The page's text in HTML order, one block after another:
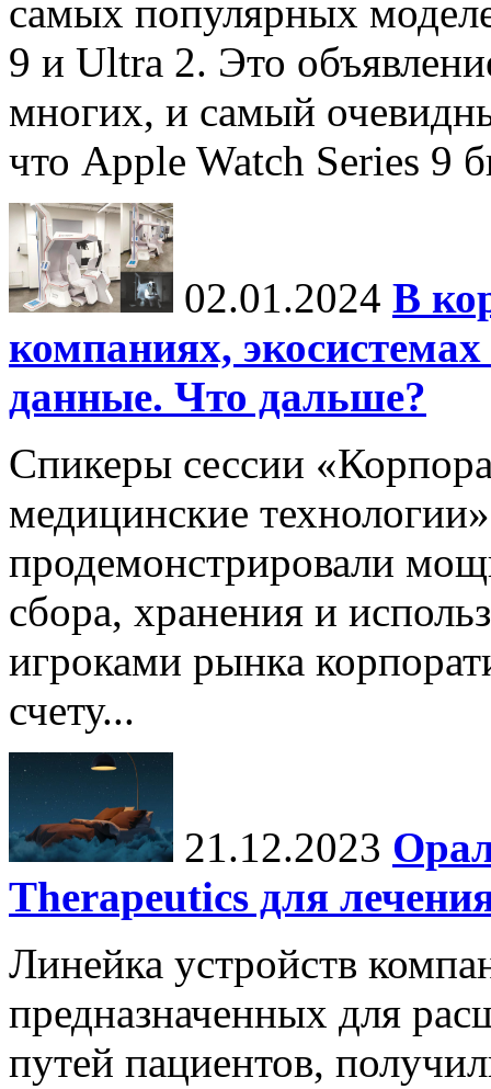
самых популярных
9 и Ultra 2. Это
многих, и самый
что Apple Watch Series 9
02.01.2024 В
компаниях,
данные. Что дальше?
Спикеры сессии
медицинские
продемонстрировали
сбора, хранения и
игроками рынка
счету...
21.12.2023
Therapeutics для
Линейка устройств
предназначенных для
путей пациентов,